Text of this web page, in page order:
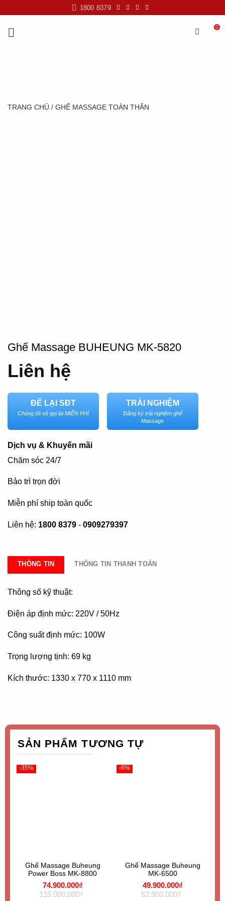
to
content
1800 8379
0
TRANG CHỦ / GHẾ MASSAGE TOÀN THÂN
Ghế Massage BUHEUNG MK-5820
Liên hệ
ĐỂ LẠI SĐT
Chúng tôi sẽ gọi lại MIỄN PHÍ
TRẢI NGHIỆM
Đăng ký trải nghiệm ghế
Massage
Dịch vụ & Khuyến mãi
Chăm sóc 24/7
Bảo trì trọn đời
Miễn phí ship toàn quốc
Liên hệ: 1800 8379 - 0909279397
THÔNG TIN THÔNG TIN THANH TOÁN
Thông số kỹ thuật:
Điện áp định mức: 220V / 50Hz
Công suất định mức: 100W
Trọng lượng tịnh: 69 kg
Kích thước: 1330 x 770 x 1110 mm
SẢN PHẨM TƯƠNG TỰ
-35%
Ghế Massage Buheung
Power Boss MK-8800
115.000.000₫
Giá
gốc
là:
74.900.000₫
Giá
hiện
tại
-6%
Ghế Massage Buheung
MK-6500
52.900.000₫
Giá
gốc
là:
49.900.000₫
Giá
hiện
tại